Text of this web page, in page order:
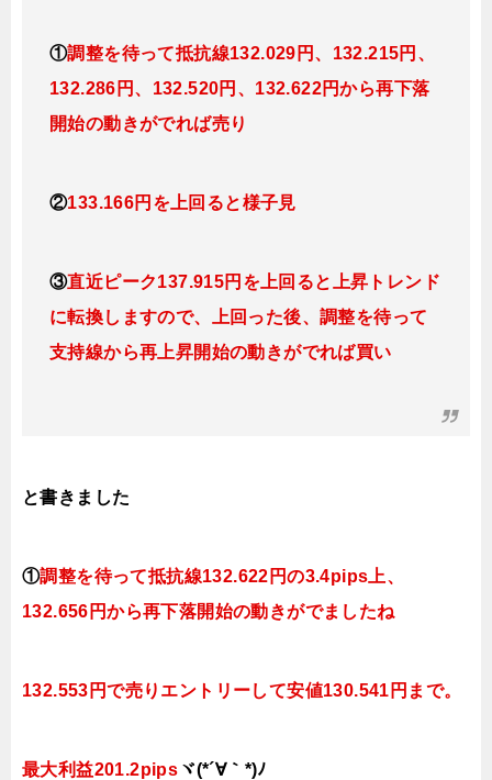
①調整を待って抵抗線132.029円、132.215円、
132.286円、132.520円、132.622円から再下落
開始の動きがでれば売り
②133.166円を上回ると様子見
③直近ピーク137.915円を上回ると上昇トレンド
に転換しますので、上回った後、調整を待って
支持線から再上昇開始の動きがでれば買い
と書きました
①調整を待って抵抗線132.622円の3.4pips上、
132.656円から再下落開始の動きがでましたね
132.553円で売りエントリーして安値130.541円まで。
最大利益201.2pips ヾ(*´∀｀*)ﾉ